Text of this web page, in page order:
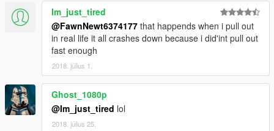
Im_just_tired
@FawnNewt6374177 that happends when i pull out
in real life it all crashes down because i did'int pull out
fast enough
2018. július 1.
Ghost_1080p
@Im_just_tired lol
2018. július 25.